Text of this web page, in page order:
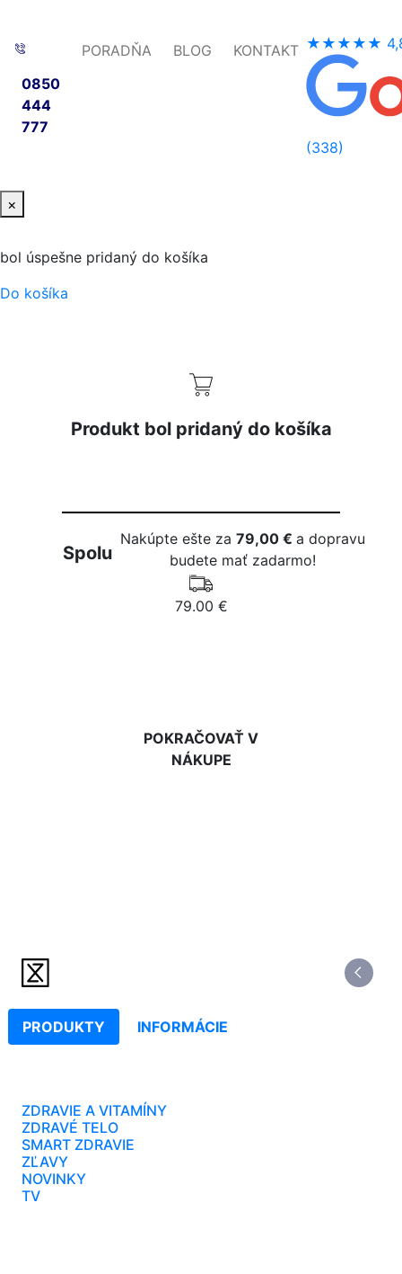
0850
444
777
PORADŇA BLOG KONTAKT ★★★★★
(338)
×
bol úspešne pridaný do košíka
Do košíka
Produkt bol pridaný do košíka
Spolu
Nakúpte ešte za79,00 €a dopravu
budete mať zadarmo!
79.00 €
POKRAČOVAŤ V
NÁKUPE
PRODUKTY INFORMÁCIE
ZDRAVIE A VITAMÍNY
ZDRAVÉ TELO
SMART ZDRAVIE
ZĽAVY
NOVINKY
TV